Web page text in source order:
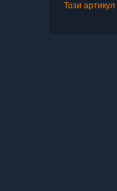
Този